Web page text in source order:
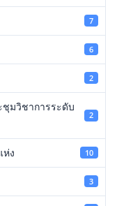
7
6
2
ชุมวิชาการระดับ
2
ห่ง 10
3